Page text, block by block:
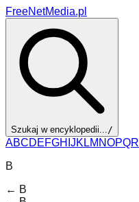
FreeNetMedia.pl
Szukaj w encyklopedii.../
ABCDEFGH JK LM NOPQR
B
← B